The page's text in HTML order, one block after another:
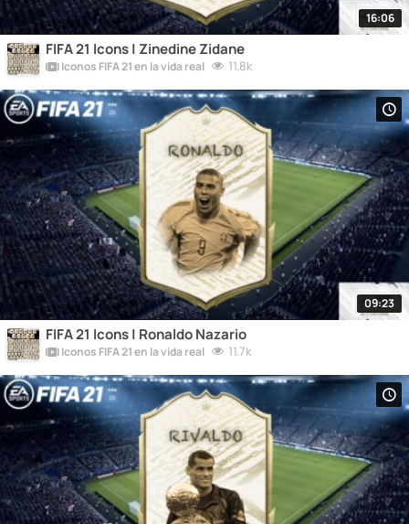
16:06
FIFA 21 Icons | Zinedine Zidane
Iconos FIFA 21 en la vida real 11.8k
09:23
FIFA 21 Icons | Ronaldo Nazario
Iconos FIFA 21 en la vida real 11.7k